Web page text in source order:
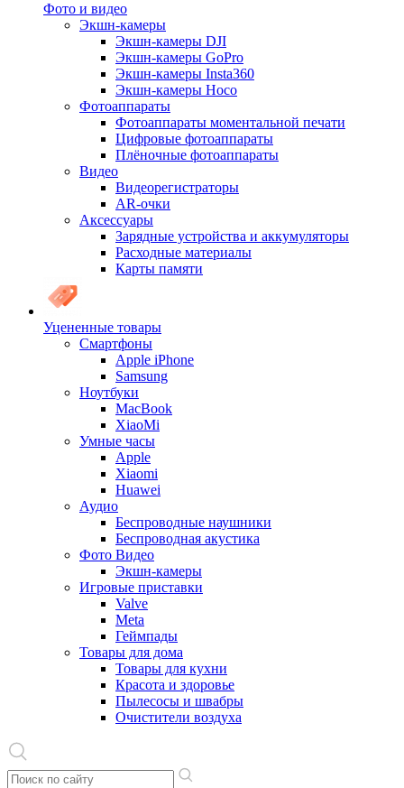
Фото и видео
Экшн-камеры
Экшн-камеры DJI
Экшн-камеры GoPro
Экшн-камеры Insta360
Экшн-камеры Hoco
Фотоаппараты
Фотоаппараты моментальной печати
Цифровые фотоаппараты
Плёночные фотоаппараты
Видео
Видеорегистраторы
AR-очки
Аксессуары
Зарядные устройства и аккумуляторы
Расходные материалы
Карты памяти
Уцененные товары
Cмартфоны
Apple iPhone
Samsung
Ноутбуки
MacBook
XiaoMi
Умные часы
Apple
Xiaomi
Huawei
Аудио
Беспроводные наушники
Беспроводная акустика
Фото Видео
Экшн-камеры
Игровые приставки
Valve
Meta
Геймпады
Товары для дома
Товары для кухни
Красота и здоровье
Пылесосы и швабры
Очистители воздуха